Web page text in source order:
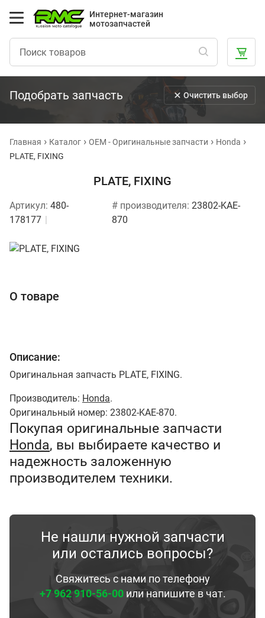
Интернет-магазин
мотозапчастей
Подобрать запчасть Очистить выбор
Главная Каталог OEM - Оригинальные запчасти
Honda
PLATE, FIXING
PLATE, FIXING
Артикул: 480-
178177
# производителя:23802-KAE-
870
О товаре
Описание:
Оригинальная запчасть PLATE, FIXING.
Производитель: Honda.
Оригинальный номер: 23802-KAE-870.
Покупая оригинальные запчасти
Honda, вы выбираете качество и
надежность заложенную
производителем техники.
Не нашли нужной запчасти
или остались вопросы?
Свяжитесь с нами по телефону
+7 962 910-56-00или напишите в чат.